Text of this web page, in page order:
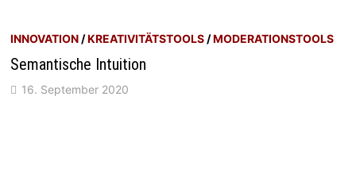
INNOVATION /KREATIVITÄTSTOOLS /MODERATIONSTOOLS
Semantische Intuition
16. September 2020